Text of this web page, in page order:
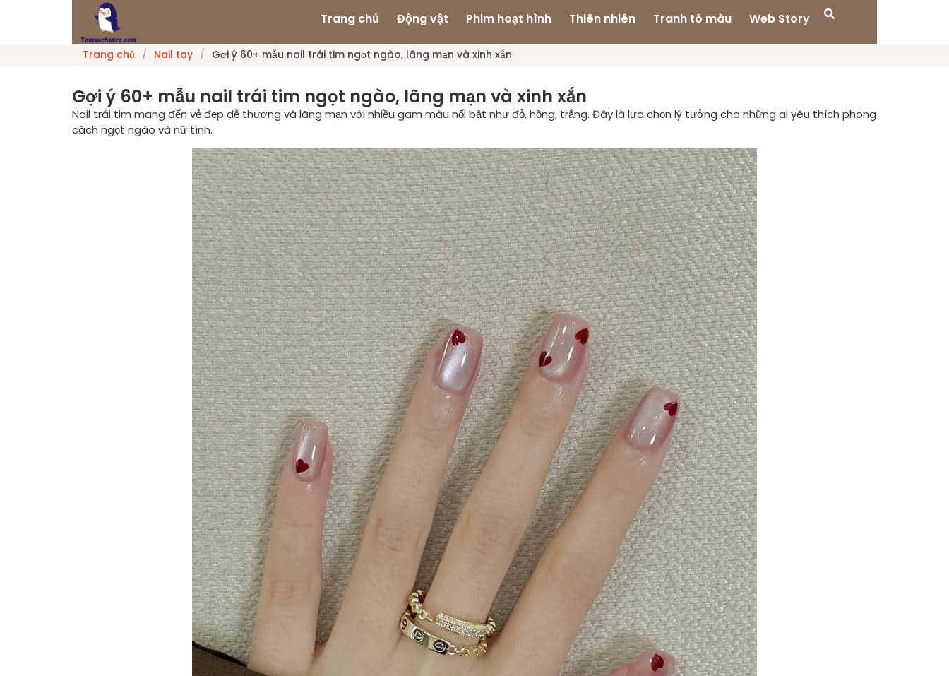
Trang chủ Động vật Phim hoạt hình Thiên nhiên Tranh tô màu Web Story
Trang chủ / Nail tay / Gợi ý 60+ mẫu nail trái tim ngọt ngào, lãng mạn và xinh xắn
Gợi ý 60+ mẫu nail trái tim ngọt ngào, lãng mạn và xinh xắn
Nail trái tim mang đến vẻ đẹp dễ thương và lãng mạn với nhiều gam màu nổi bật như đỏ, hồng, trắng. Đây là lựa chọn lý tưởng cho những ai yêu thích phong
cách ngọt ngào và nữ tính.